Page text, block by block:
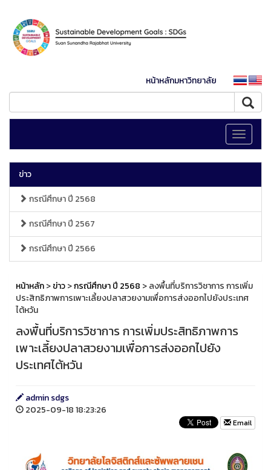
หน้าหลักมหาวิทยาลัย
Toggle
ข่าว
กรณีศึกษา ปี 2568
กรณีศึกษา ปี 2567
กรณีศึกษา ปี 2566
หน้าหลัก>ข่าว>กรณีศึกษา ปี 2568 > ลงพื้นที่บริการวิชาการ การเพิ่ม
ประสิทธิภาพการเพาะเลี้ยงปลาสวยงามเพื่อการส่งออกไปยังประเทศ
ไต้หวัน
ลงพื้นที่บริการวิชาการ การเพิ่มประสิทธิภาพการ
เพาะเลี้ยงปลาสวยงามเพื่อการส่งออกไปยัง
ประเทศไต้หวัน
admin sdgs
2025-09-18 18:23:26
Email